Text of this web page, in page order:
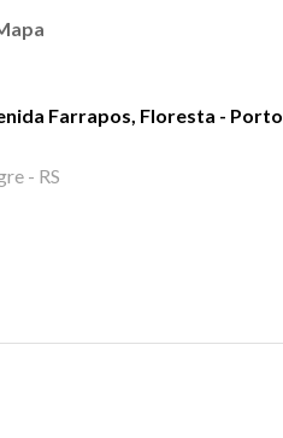
Farrapos, Floresta - Porto
- RS